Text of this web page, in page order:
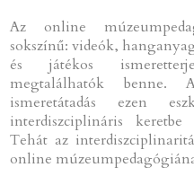
Az online
sokszínű: videók,
és játékos
megtalálhatók
ismeretátadás ezen
interdiszciplináris
Tehát az
online